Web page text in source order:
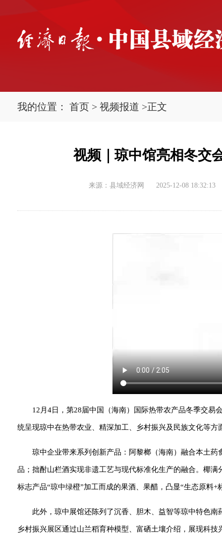
我的位置： 首页 > 视频报道 >正文
视频｜​琼中馆亮相冬交
来源：县域经济网 2025-12-08 18:32:13
12月4日，第28届中国（海南）国际热带农产品冬季交易
统呈现琼中在热带农业、精深加工、乡村振兴及民族文化等方
琼中企业带来系列创新产品：阿黎榔（海南）融合本土
品；拙酎山栏酒实现非遗工艺与现代标准化生产的融合。椰
标志产品“琼中绿橙”加工而成的果酒、果醋，凸显“生态原料+
此外，琼中展馆还陈列了沉香、胆木、益智等琼中特色
乡村振兴展区通过山兰稻育种模型、富硒土壤介绍，展现科